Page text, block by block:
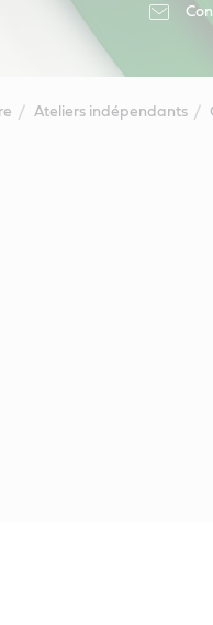
Ateliers indépendants